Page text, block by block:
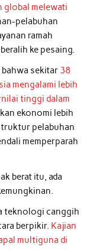
global melewati
pelabuhan
ramah
ke pesaing.
sekitar 38
mengalami lebih
tinggi dalam
ekonomi lebih
pelabuhan
memperparah
berat itu, ada
teknologi canggih
berpikir. Kajian
multiguna di